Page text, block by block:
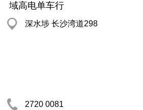
域高电单车行
深水埗 长沙湾道298
2720 0081